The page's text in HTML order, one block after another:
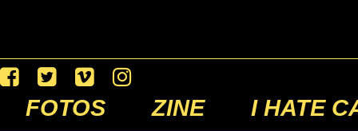
FOTOS ZINE I HATE